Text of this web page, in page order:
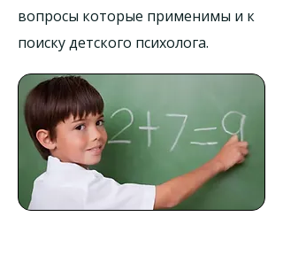
вопросы которые применимы и к
поиску детского психолога.